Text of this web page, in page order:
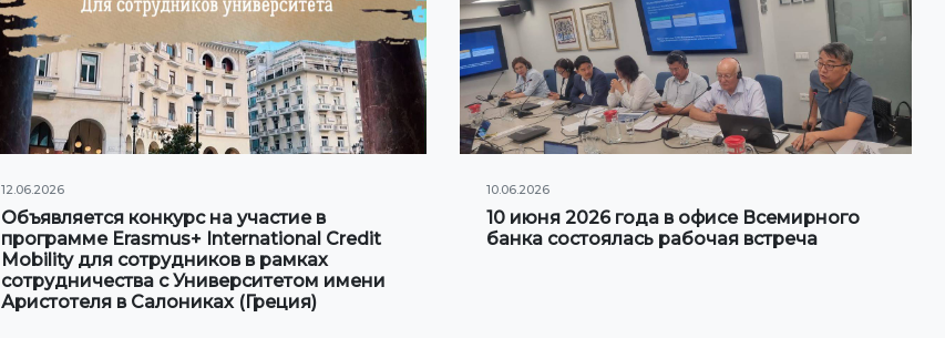
12.06.2026
Объявляется конкурс на участие в
программе Erasmus+ International Credit
Mobility для сотрудников в рамках
сотрудничества с Университетом имени
Аристотеля в Салониках (Греция)
10.06.2026
10 июня 2026 года в офисе Всемирного
банка состоялась рабочая встреча